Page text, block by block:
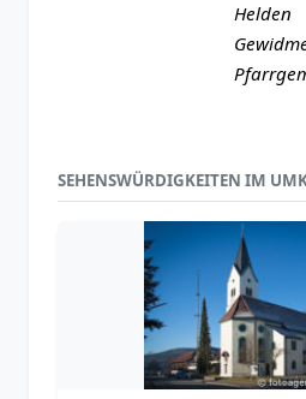
Helden
SEHENSWÜRDIGKEITEN IM